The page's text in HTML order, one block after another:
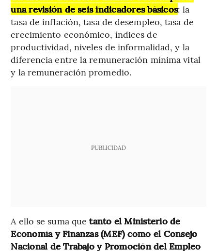
una revisión de seis indicadores básicos: la
tasa de inflación, tasa de desempleo, tasa de
crecimiento económico, índices de
productividad, niveles de informalidad, y la
diferencia entre la remuneración mínima vital
y la remuneración promedio.
PUBLICIDAD
A ello se suma quetanto el Ministerio de
Economía y Finanzas (MEF) como el Consejo
Nacional de Trabajo y Promoción del Empleo